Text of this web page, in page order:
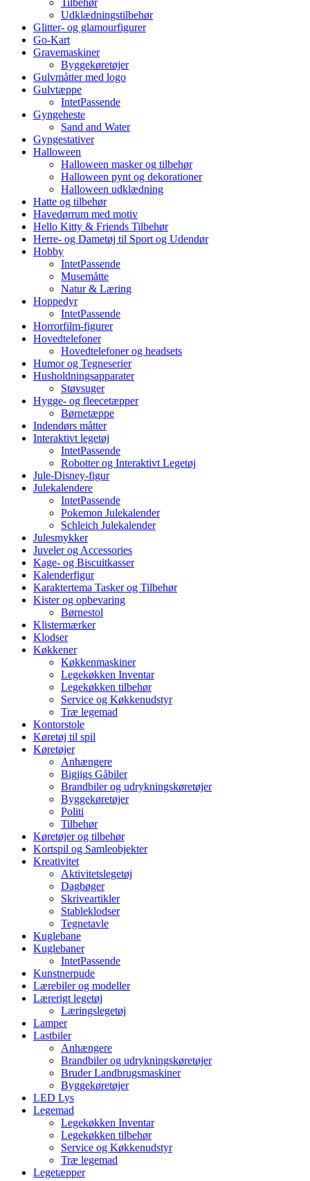
Udklædningstilbehør
Glitter- og glamourfigurer
Go-Kart
Gravemaskiner
Byggekøretøjer
Gulvmåtter med logo
Gulvtæppe
IntetPassende
Gyngeheste
Sand and Water
Gyngestativer
Halloween
Halloween masker og tilbehør
Halloween pynt og dekorationer
Halloween udklædning
Hatte og tilbehør
Havedørrum med motiv
Hello Kitty & Friends Tilbehør
Herre- og Dametøj til Sport og Udendør
Hobby
IntetPassende
Musemåtte
Natur & Læring
Hoppedyr
IntetPassende
Horrorfilm-figurer
Hovedtelefoner
Hovedtelefoner og headsets
Humor og Tegneserier
Husholdningsapparater
Støvsuger
Hygge- og fleecetæpper
Børnetæppe
Indendørs måtter
Interaktivt legetøj
IntetPassende
Robotter og Interaktivt Legetøj
Jule-Disney-figur
Julekalendere
IntetPassende
Pokemon Julekalender
Schleich Julekalender
Julesmykker
Juveler og Accessories
Kage- og Biscuitkasser
Kalenderfigur
Karaktertema Tasker og Tilbehør
Kister og opbevaring
Børnestol
Klistermærker
Klodser
Køkkener
Køkkenmaskiner
Legekøkken Inventar
Legekøkken tilbehør
Service og Køkkenudstyr
Træ legemad
Kontorstole
Køretøj til spil
Køretøjer
Anhængere
Bigjigs Gåbiler
Brandbiler og udrykningskøretøjer
Byggekøretøjer
Politi
Tilbehør
Køretøjer og tilbehør
Kortspil og Samleobjekter
Kreativitet
Aktivitetslegetøj
Dagbøger
Skriveartikler
Stableklodser
Tegnetavle
Kuglebane
Kuglebaner
IntetPassende
Kunstnerpude
Lærebiler og modeller
Lærerigt legetøj
Læringslegetøj
Lamper
Lastbiler
Anhængere
Brandbiler og udrykningskøretøjer
Bruder Landbrugsmaskiner
Byggekøretøjer
LED Lys
Legemad
Legekøkken Inventar
Legekøkken tilbehør
Service og Køkkenudstyr
Træ legemad
Legetæpper